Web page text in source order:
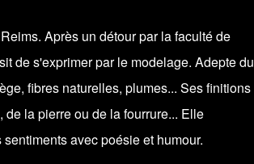
Après un détour par la faculté de
de s'exprimer par le modelage. Adepte du
fibres naturelles, plumes... Ses finitions
la pierre ou de la fourrure... Elle
avec poésie et humour.